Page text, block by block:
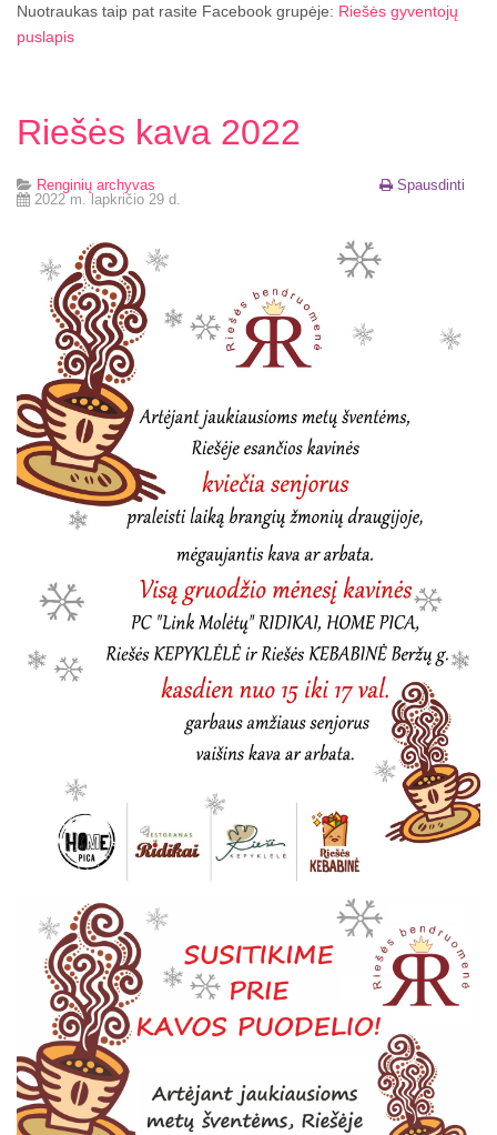
Nuotraukas taip pat rasite Facebook grupėje: Riešės gyventojų
puslapis
Riešės kava 2022
Spausdinti
Renginių archyvas
2022 m. lapkričio 29 d.